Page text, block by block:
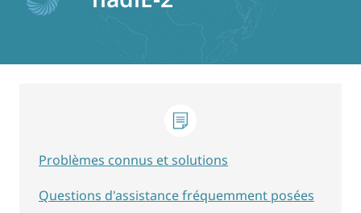
Problèmes connus et solutions
Questions d'assistance fréquemment posées